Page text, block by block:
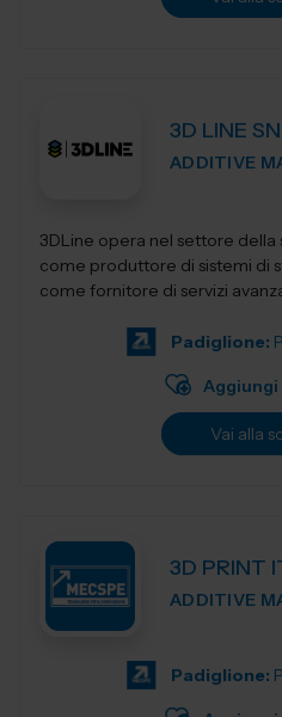
3D LINE
ADDITIVE
3DLine opera nel settore della
come produttore di sistemi di
come fornitore di servizi
Padiglione:
Vai alla
3D PRINT
ADDITIVE
Padiglione: